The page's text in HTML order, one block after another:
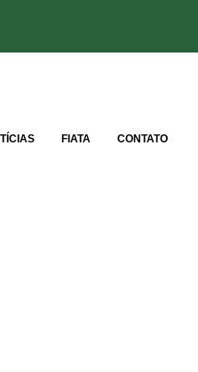
FIATA CONTATO